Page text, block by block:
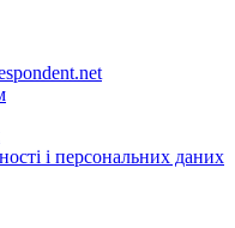
і персональних даних